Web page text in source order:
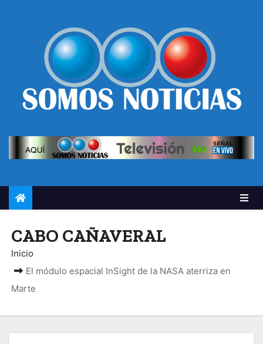
CABO CAÑAVERAL
Inicio
El módulo espacial InSight de la NASA aterriza en
Marte